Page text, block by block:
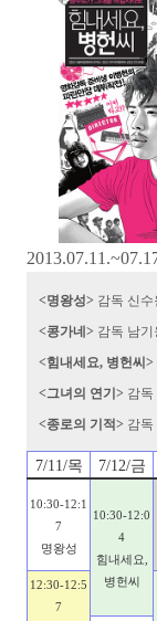
<명왕성> 감독 신수
<콩가네> 감독 남기
<힘내세요, 병헌씨>
<그녀의 연기> 감독
<종로의 기적> 감독
7/11/목 7/12/금
10:30-12:1
7
명왕성
10:30-12:0
4
힘내세요,
병헌씨
12:30-12:5
7